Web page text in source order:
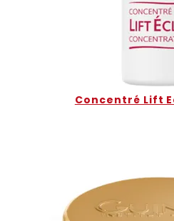
Concentré Lift